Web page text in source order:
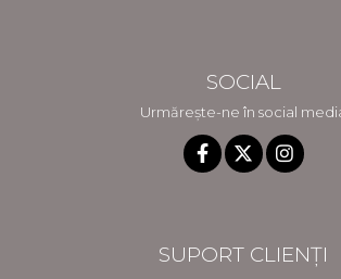
SOCIAL
Urmărește-ne în social
SUPORT CLIENȚI